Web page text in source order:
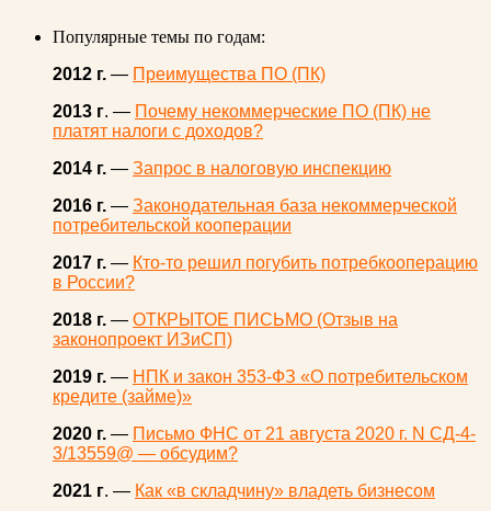
Популярные темы по годам:
2012 г. — Преимущества ПО (ПК)
2013 г. — Почему некоммерческие ПО (ПК) не
платят налоги с доходов?
2014 г. — Запрос в налоговую инспекцию
2016 г. — Законодательная база некоммерческой
потребительской кооперации
2017 г. — Кто-то решил погубить потребкооперацию
в России?
2018 г. — ОТКРЫТОЕ ПИСЬМО (Отзыв на
законопроект ИЗиСП)
2019 г. — НПК и закон 353-ФЗ «О потребительском
кредите (займе)»
2020 г. — Письмо ФНС от 21 августа 2020 г. N СД-4-
3/13559@ — обсудим?
2021 г. — Как «в складчину» владеть бизнесом